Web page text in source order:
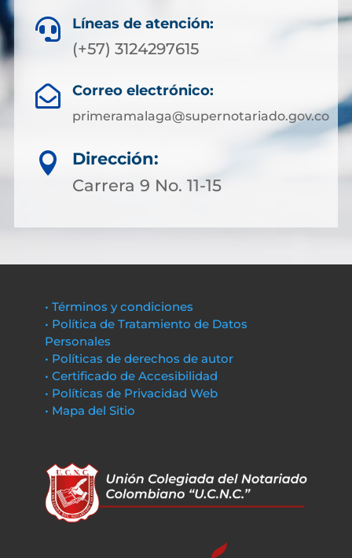
 Líneas de atención:
(+57) 3124297615
 Correo electrónico:
primeramalaga@supernotariado.gov.co

Dirección:
Carrera 9 No. 11-15
• Términos y condiciones
• Política de Tratamiento de Datos
Personales
• Políticas de derechos de autor
• Certificado de Accesibilidad
• Políticas de Privacidad Web
• Mapa del Sitio